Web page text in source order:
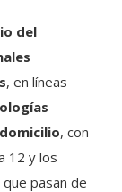
del
, en líneas
, con
12 y los
que pasan de